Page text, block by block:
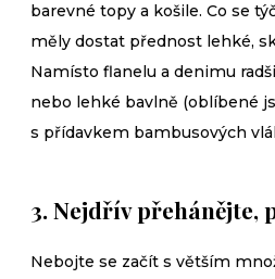
barevné topy a košile. Co se
měly dostat přednost lehké,
Namísto flanelu a denimu
nebo lehké bavlně (oblíbené
s přídavkem bambusových
3. Nejdřív přehánějte,
Nebojte se začít s větším